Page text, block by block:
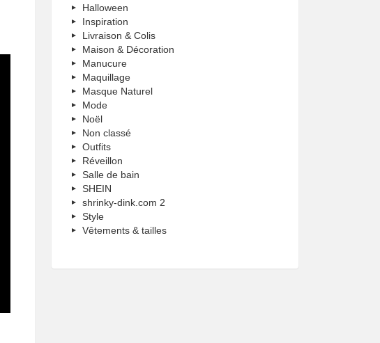
Halloween
Inspiration
Livraison & Colis
Maison & Décoration
Manucure
Maquillage
Masque Naturel
Mode
Noël
Non classé
Outfits
Réveillon
Salle de bain
SHEIN
shrinky-dink.com 2
Style
Vêtements & tailles